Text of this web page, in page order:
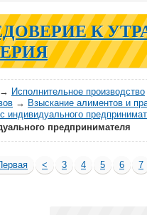
К
→ Исполнительное производство
→ Взыскание алиментов и
индивидуального
предпринимателя
< 3 4 5 6
7